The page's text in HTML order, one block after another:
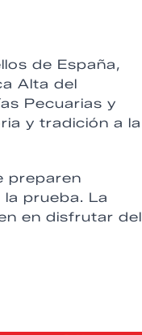
de España,
Alta del
Pecuarias y
y tradición a la
preparen
prueba. La
en disfrutar del